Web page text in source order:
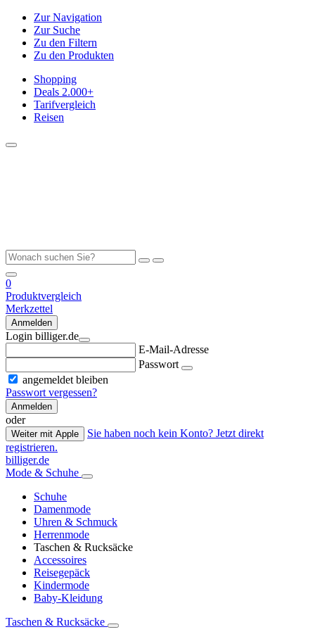
Zur Navigation
Zur Suche
Zu den Filtern
Zu den Produkten
Shopping
Deals 2.000+
Tarifvergleich
Reisen
0
Produktvergleich
Merkzettel
Anmelden
Login billiger.de
E-Mail-Adresse
Passwort
angemeldet bleiben
Passwort vergessen?
Anmelden
oder
Weiter mit Apple
Sie haben noch kein Konto? Jetzt direkt
registrieren.
billiger.de
Mode & Schuhe
Schuhe
Damenmode
Uhren & Schmuck
Herrenmode
Taschen & Rucksäcke
Accessoires
Reisegepäck
Kindermode
Baby-Kleidung
Taschen & Rucksäcke